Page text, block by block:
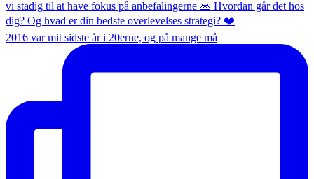
2016 var mit sidste år i 20erne, og på mange må